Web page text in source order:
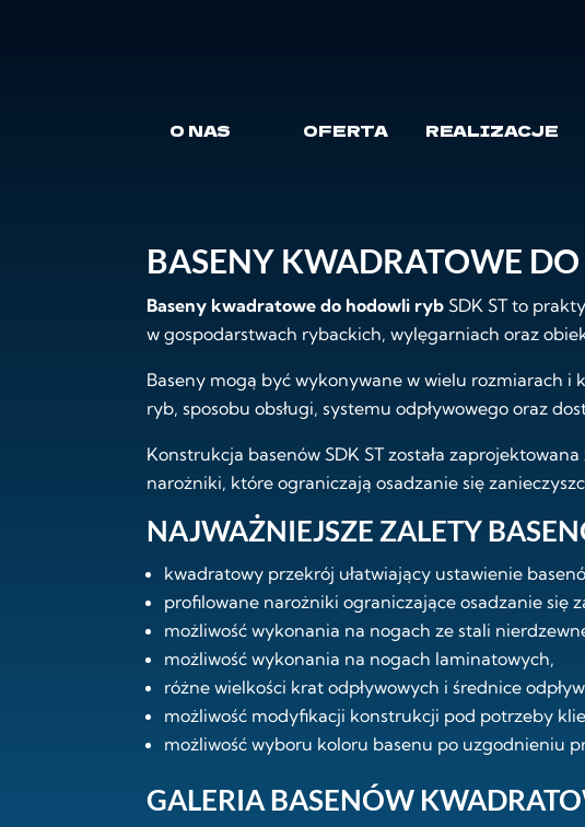
O NAS OFERTA REALIZACJE
BASENY
BASENY KWADRATOWE
Baseny kwadratowe do hodowli ryb SDK ST to
w gospodarstwach rybackich, wylęgarniach oraz
Baseny mogą być wykonywane w wielu rozmiarach
ryb, sposobu obsługi, systemu odpływowego oraz
Konstrukcja basenów SDK ST została
narożniki, które ograniczają osadzanie się
NAJWAŻNIEJSZE ZALETY
kwadratowy przekrój ułatwiający ustawienie
profilowane narożniki ograniczające osadzanie się
możliwość wykonania na nogach ze stali
możliwość wykonania na nogach laminatowych,
różne wielkości krat odpływowych i średnice
możliwość modyfikacji konstrukcji pod potrzeby
możliwość wyboru koloru basenu po uzgodnieniu
GALERIA BASENÓW